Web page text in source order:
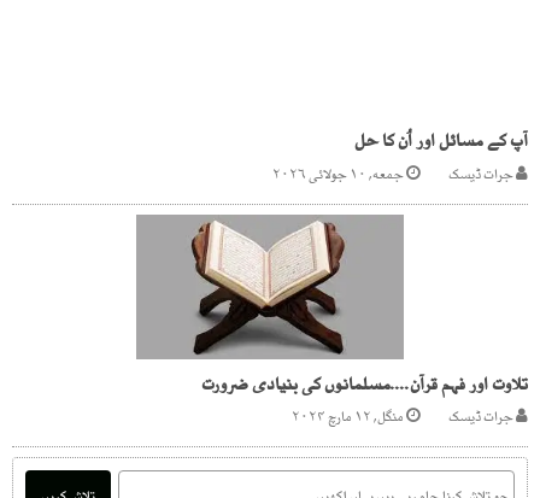
آپ کے مسائل اور اُن کا حل
جرات ڈیسک جمعه, ۱۰ جولائی ۲۰۲۶
تلاوت اور فہم قرآن....مسلمانوں کی بنیادی ضرورت
جرات ڈیسک منگل, ۱۲ مارچ ۲۰۲۴